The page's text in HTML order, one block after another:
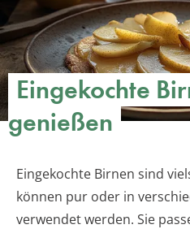
Eingekochte
genießen
Eingekochte Birnen sind
können pur oder in
verwendet werden. Sie